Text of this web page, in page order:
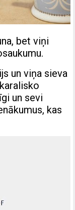
bet viņi
un viņa sieva
un sevi
kas